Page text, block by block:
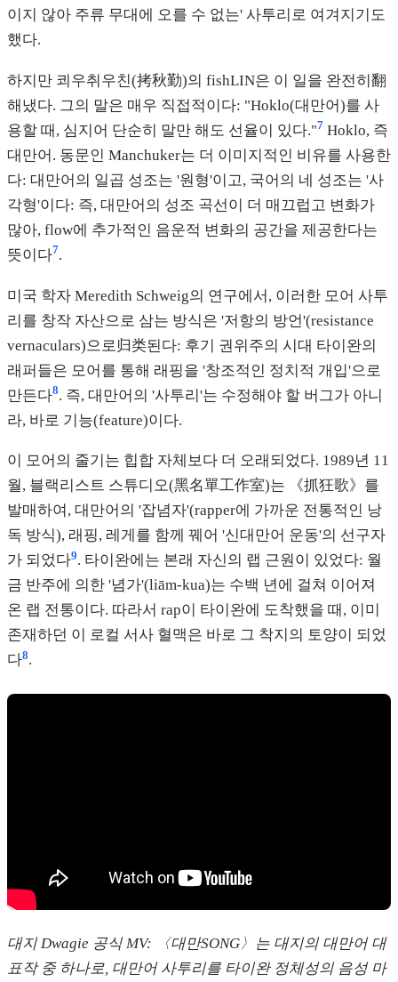
이지 않아 주류 무대에 오를 수 없는' 사투리로 여겨지기도
했다.
하지만 쾨우취우친(拷秋勤)의 fishLIN은 이 일을 완전히翻
해냈다. 그의 말은 매우 직접적이다: "Hoklo(대만어)를 사
용할 때, 심지어 단순히 말만 해도 선율이 있다."7 Hoklo, 즉
대만어. 동문인 Manchuker는 더 이미지적인 비유를 사용한
다: 대만어의 일곱 성조는 '원형'이고, 국어의 네 성조는 '사
각형'이다: 즉, 대만어의 성조 곡선이 더 매끄럽고 변화가
많아, flow에 추가적인 음운적 변화의 공간을 제공한다는
뜻이다7.
미국 학자 Meredith Schweig의 연구에서, 이러한 모어 사투
리를 창작 자산으로 삼는 방식은 '저항의 방언'(resistance
vernaculars)으로归类된다: 후기 권위주의 시대 타이완의
래퍼들은 모어를 통해 래핑을 '창조적인 정치적 개입'으로
만든다8. 즉, 대만어의 '사투리'는 수정해야 할 버그가 아니
라, 바로 기능(feature)이다.
이 모어의 줄기는 힙합 자체보다 더 오래되었다. 1989년 11
월, 블랙리스트 스튜디오(黑名單工作室)는 《抓狂歌》를
발매하여, 대만어의 '잡념자'(rapper에 가까운 전통적인 낭
독 방식), 래핑, 레게를 함께 꿰어 '신대만어 운동'의 선구자
가 되었다9. 타이완에는 본래 자신의 랩 근원이 있었다: 월
금 반주에 의한 '념가'(liām-kua)는 수백 년에 걸쳐 이어져
온 랩 전통이다. 따라서 rap이 타이완에 도착했을 때, 이미
존재하던 이 로컬 서사 혈맥은 바로 그 착지의 토양이 되었
다8.
대지 Dwagie 공식 MV: 〈대만SONG〉는 대지의 대만어 대
표작 중 하나로, 대만어 사투리를 타이완 정체성의 음성 마